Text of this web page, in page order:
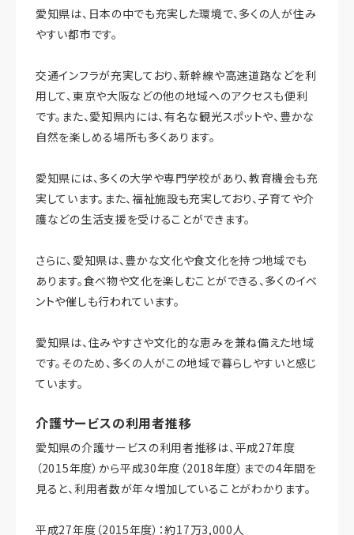
愛知県は、日本の中でも充実した環境で、多くの人が住み
やすい都市です。
交通インフラが充実しており、新幹線や高速道路などを利
用して、東京や大阪などの他の地域へのアクセスも便利
です。また、愛知県内には、有名な観光スポットや、豊かな
自然を楽しめる場所も多くあります。
愛知県には、多くの大学や専門学校があり、教育機会も充
実しています。また、福祉施設も充実しており、子育てや介
護などの生活支援を受けることができます。
さらに、愛知県は、豊かな文化や食文化を持つ地域でも
あります。食べ物や文化を楽しむことができる、多くのイベ
ントや催しも行われています。
愛知県は、住みやすさや文化的な恵みを兼ね備えた地域
です。そのため、多くの人がこの地域で暮らしやすいと感じ
ています。
介護サービスの利用者推移
愛知県の介護サービスの利用者推移は、平成27年度
（2015年度）から平成30年度（2018年度）までの4年間を
見ると、利用者数が年々増加していることがわかります。
平成27年度（2015年度）：約17万3,000人